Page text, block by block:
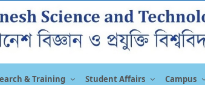
& Training Student Affairs Campus